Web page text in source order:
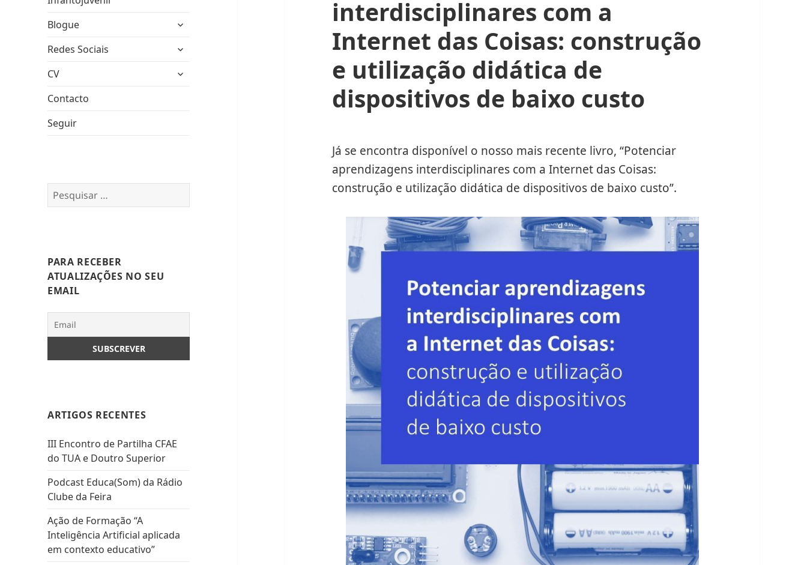
Blogue
expandir
Redes Sociais
expandir
CV
expandir
Contacto
Seguir
Pesquisar
por:
PARA RECEBER
ATUALIZAÇÕES NO SEU
EMAIL
ARTIGOS RECENTES
III Encontro de Partilha CFAE
do TUA e Doutro Superior
Podcast Educa(Som) da Rádio
Clube da Feira
Ação de Formação “A
Inteligência Artificial aplicada
em contexto educativo”
interdisciplinares com a
Internet das Coisas: construção
e utilização didática de
dispositivos de baixo custo
Já se encontra disponível o nosso mais recente livro, “Potenciar
aprendizagens interdisciplinares com a Internet das Coisas:
construção e utilização didática de dispositivos de baixo custo”.